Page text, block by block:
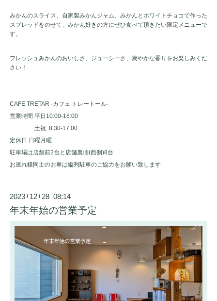
みかんのスライス、自家製みかんジャム、みかんとホワイトチョコで作った
スプレッドをのせて、みかん好きの方にぜひ食べて頂きたい限定メニューで
す。
フレッシュみかんのおいしさ、ジューシーさ、爽やかな香りをお楽しみくだ
さい！
-------------------------------------------------------------
CAFE TRETAR -カフェ トレートール-
営業時間 平日10:00-16:00
土祝 8:30-17:00
定休日 日曜月曜
駐車場は店舗前2台と店舗裏側(西側)8台
お連れ様同士のお車は縦列駐車のご協力をお願い致します
2023 / 12 / 28 08:14
年末年始の営業予定